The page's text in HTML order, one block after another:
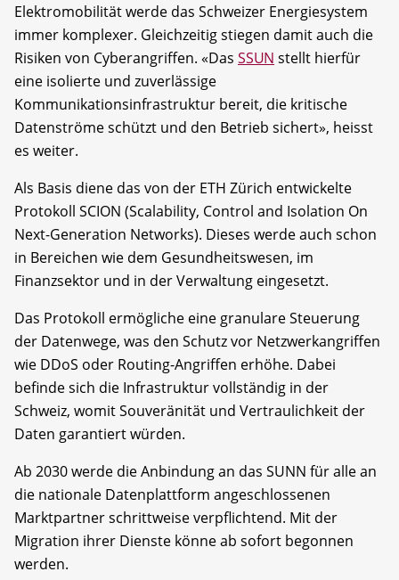
Elektromobilität werde das Schweizer Energiesystem
immer komplexer. Gleichzeitig stiegen damit auch die
Risiken von Cyberangriffen. «Das SSUN stellt hierfür
eine isolierte und zuverlässige
Kommunikationsinfrastruktur bereit, die kritische
Datenströme schützt und den Betrieb sichert», heisst
es weiter.
Als Basis diene das von der ETH Zürich entwickelte
Protokoll SCION (Scalability, Control and Isolation On
Next-Generation Networks). Dieses werde auch schon
in Bereichen wie dem Gesundheitswesen, im
Finanzsektor und in der Verwaltung eingesetzt.
Das Protokoll ermögliche eine granulare Steuerung
der Datenwege, was den Schutz vor Netzwerkangriffen
wie DDoS oder Routing-Angriffen erhöhe. Dabei
befinde sich die Infrastruktur vollständig in der
Schweiz, womit Souveränität und Vertraulichkeit der
Daten garantiert würden.
Ab 2030 werde die Anbindung an das SUNN für alle an
die nationale Datenplattform angeschlossenen
Marktpartner schrittweise verpflichtend. Mit der
Migration ihrer Dienste könne ab sofort begonnen
werden.